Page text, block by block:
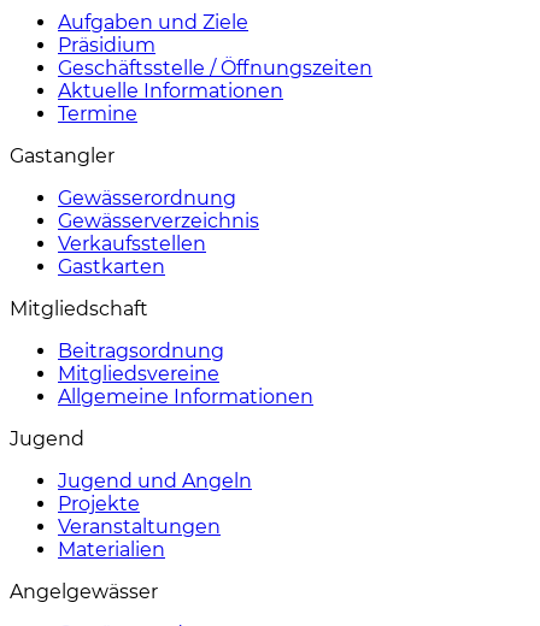
Aufgaben und Ziele
Präsidium
Geschäftsstelle / Öffnungszeiten
Aktuelle Informationen
Termine
Gastangler
Gewässerordnung
Gewässerverzeichnis
Verkaufsstellen
Gastkarten
Mitgliedschaft
Beitragsordnung
Mitgliedsvereine
Allgemeine Informationen
Jugend
Jugend und Angeln
Projekte
Veranstaltungen
Materialien
Angelgewässer